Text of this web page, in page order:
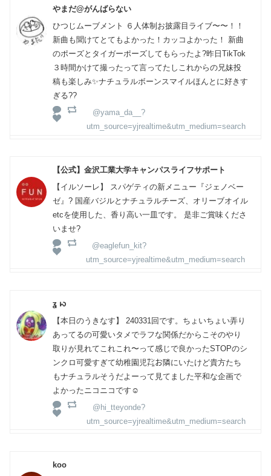
やまだ@がんばらない
ひつじムーブメント ６人体制お披露目ライブ〜〜！！
新曲も聞けてとてもよかった！カッコよかった！ 新曲
のポーズとタイガーポーズしてもらったよ?昨日TikTok
３時間かけて撮ったって言ってたしこれからの兄妹投
稿も楽しみ✨ナチュラルボーンスマイルほんとに好きす
ぎる??
@yama_da__?
utm_source=yjrealtime&utm_medium=search
【公式】金沢工業大学キャンパスライフサポート
【イルソーレ】 スパゲティの新メニュー『ジェノベー
ゼ』? 国産バジルとナチュラルチーズ、オリーブオイル
etcを使用した、香り高い一皿です。 是非ご賞味くださ
いませ?
@eaglefun_kit?
utm_source=yjrealtime&utm_medium=search
ʓ ꩢ
【本日のうきなす】 240331回です。ちょいちょい弄り
あってるの可愛いタメでラフな関係だからこそのやり
取りが見れてこれこれ〜って感じで良かったSTOPのシ
ンクロ可愛すぎて幼稚園児㌠お隣にいたけど貴方たち
もナチュラルそうだよーって見てました平和な企画で
よかったニコニコです☺️
@hi_tteyonde?
utm_source=yjrealtime&utm_medium=search
koo